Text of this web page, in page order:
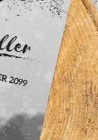
Hochzeitsdekoration
Flaschenetiketten
Hochzeit
Ballonkarten Hochzeit
Hochzeitsspiele
Empfängeraufkleber
Absenderaufkleber
Hochzeit